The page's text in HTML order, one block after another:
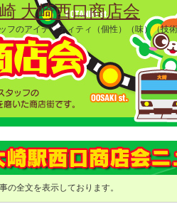
大崎西口商店会
のアイデンティティ（個性）（味）（技
の全文を表示しております。